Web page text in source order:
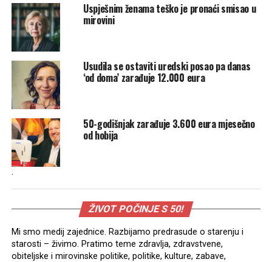
Uspješnim ženama teško je pronaći smisao u
mirovini
Usudila se ostaviti uredski posao pa danas
‘od doma’ zarađuje 12.000 eura
50-godišnjak zarađuje 3.600 eura mjesečno
od hobija
.
ŽIVOT POČINJE S 50!
Mi smo medij zajednice. Razbijamo predrasude o starenju i
starosti – živimo. Pratimo teme zdravlja, zdravstvene,
obiteljske i mirovinske politike, politike, kulture, zabave,